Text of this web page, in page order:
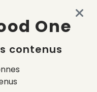
One
contenus